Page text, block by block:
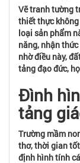
Vẽ tranh tường
thiết thực
loại sản phẩm
năng, nhận
nhờ điều này,
tảng đạo đức,
Đình
tảng
Trường mầm
thơ, thời gian
định hình tính